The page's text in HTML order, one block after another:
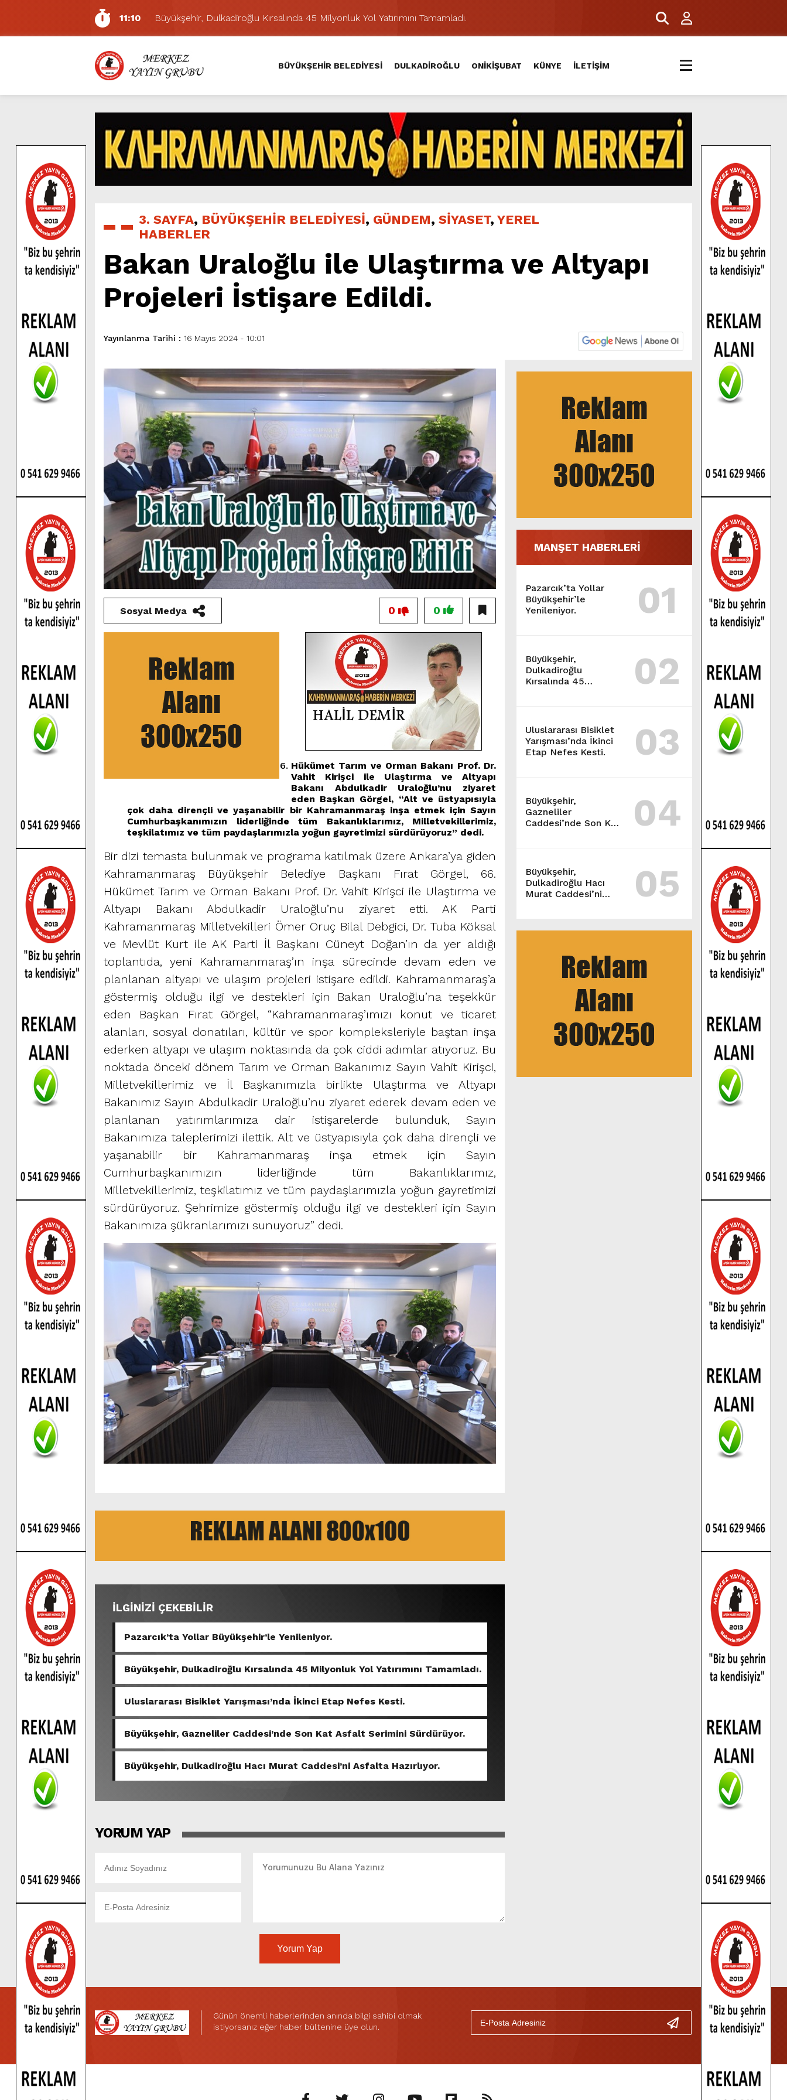
11:10
Büyükşehir, Dulkadiroğlu Kırsalında 45 Milyonluk Yol Yatırımını Tamamladı.
5:17
Uluslararası Bisiklet Yarışması’nda İkinci Etap Nefes Kesti.
5:15
Büyükşehir, Gazneliler Caddesi’nde Son Kat Asfalt Serimini Sürdürüyor.
6:54
Büyükşehir, Dulkadiroğlu Hacı Murat Caddesi’ni Asfalta Hazırlıyor.
6:53
Büyükşehir’den Dulkadiroğlu Kırsalına Değer Katan Yol Yatırımı.
6:50
Geleneksel Ağustos Fuarı’nda Eğlence ve Nostalji Bir Aradaydı.
6:48
Tevfik Kadıoğlu Kavşağı Yeni Düzenlemeyle Daha Akıcı Hale Geliyor.
10:21
Dedublüman KAFUM’da Müzik Ziyafeti Yaşatacak.
16:31
Yeşilçam’ın Efsanesi Ağustos Fuarı’nda Hayat Bulacak
11:14
Pazarcık’ta Yollar Büyükşehir’le Yenileniyor.
BÜYÜKŞEHİR BELEDİYESİ DULKADİROĞLU ONİKİŞUBAT KÜNYE İLETİŞİM
3. SAYFA, BÜYÜKŞEHİR BELEDİYESİ, GÜNDEM, SİYASET, YEREL
HABERLER
Bakan Uraloğlu ile Ulaştırma ve Altyapı
Projeleri İstişare Edildi.
Yayınlanma Tarihi : 16 Mayıs 2024 - 10:01
MANŞET HABERLERİ
Pazarcık’ta Yollar
Büyükşehir’le
Yenileniyor.
01
Büyükşehir,
Dulkadiroğlu
Kırsalında 45
02
Uluslararası Bisiklet
Yarışması’nda İkinci
Etap Nefes Kesti.
03
Büyükşehir,
Gazneliler
Caddesi’nde Son Kat
04
Büyükşehir,
Dulkadiroğlu Hacı
Murat Caddesi’ni
05
Sosyal Medya 0
0
Hükümet Tarım ve Orman Bakanı Prof. Dr.
Vahit Kirişci ile Ulaştırma ve Altyapı
Bakanı Abdulkadir Uraloğlu’nu ziyaret
eden Başkan Görgel, “Alt ve üstyapısıyla
çok daha dirençli ve yaşanabilir bir Kahramanmaraş inşa etmek için Sayın
Cumhurbaşkanımızın liderliğinde tüm Bakanlıklarımız, Milletvekillerimiz,
teşkilatımız ve tüm paydaşlarımızla yoğun gayretimizi sürdürüyoruz” dedi.
Bir dizi temasta bulunmak ve programa katılmak üzere Ankara’ya giden
Kahramanmaraş Büyükşehir Belediye Başkanı Fırat Görgel, 66.
Hükümet Tarım ve Orman Bakanı Prof. Dr. Vahit Kirişci ile Ulaştırma ve
Altyapı Bakanı Abdulkadir Uraloğlu’nu ziyaret etti. AK Parti
Kahramanmaraş Milletvekilleri Ömer Oruç Bilal Debgici, Dr. Tuba Köksal
ve Mevlüt Kurt ile AK Parti İl Başkanı Cüneyt Doğan’ın da yer aldığı
toplantıda, yeni Kahramanmaraş’ın inşa sürecinde devam eden ve
planlanan altyapı ve ulaşım projeleri istişare edildi. Kahramanmaraş’a
göstermiş olduğu ilgi ve destekleri için Bakan Uraloğlu’na teşekkür
eden Başkan Fırat Görgel, “Kahramanmaraş’ımızı konut ve ticaret
alanları, sosyal donatıları, kültür ve spor kompleksleriyle baştan inşa
ederken altyapı ve ulaşım noktasında da çok ciddi adımlar atıyoruz. Bu
noktada önceki dönem Tarım ve Orman Bakanımız Sayın Vahit Kirişci,
Milletvekillerimiz ve İl Başkanımızla birlikte Ulaştırma ve Altyapı
Bakanımız Sayın Abdulkadir Uraloğlu’nu ziyaret ederek devam eden ve
planlanan yatırımlarımıza dair istişarelerde bulunduk, Sayın
Bakanımıza taleplerimizi ilettik. Alt ve üstyapısıyla çok daha dirençli ve
yaşanabilir bir Kahramanmaraş inşa etmek için Sayın
Cumhurbaşkanımızın liderliğinde tüm Bakanlıklarımız,
Milletvekillerimiz, teşkilatımız ve tüm paydaşlarımızla yoğun gayretimizi
sürdürüyoruz. Şehrimize göstermiş olduğu ilgi ve destekleri için Sayın
Bakanımıza şükranlarımızı sunuyoruz” dedi.
İLGİNİZİ ÇEKEBİLİR
Pazarcık’ta Yollar Büyükşehir’le Yenileniyor.
Büyükşehir, Dulkadiroğlu Kırsalında 45 Milyonluk Yol Yatırımını Tamamladı.
Uluslararası Bisiklet Yarışması’nda İkinci Etap Nefes Kesti.
Büyükşehir, Gazneliler Caddesi’nde Son Kat Asfalt Serimini Sürdürüyor.
Büyükşehir, Dulkadiroğlu Hacı Murat Caddesi’ni Asfalta Hazırlıyor.
YORUM YAP
Yorum Yap
Günün önemli haberlerinden anında bilgi sahibi olmak
istiyorsanız eğer haber bültenine üye olun.